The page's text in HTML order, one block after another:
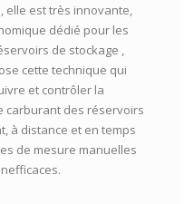
elle est très innovante,
dédié pour les
de stockage ,
cette technique qui
et contrôler la
carburant des réservoirs
à distance et en temps
de mesure manuelles